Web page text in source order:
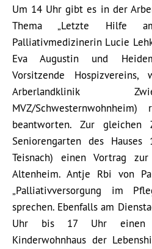
Um 14 Uhr gibt es in der
Thema „Letzte Hilfe
Palliativmedizinerin Lucie
Eva Augustin und
Vorsitzende
Arberlandklinik
MVZ/
beantworten. Zur
Seniorengarten des Hauses
Teisnach) einen Vortrag
Altenheim. Antje Rbi von
„Palliativversorgung im
sprechen. Ebenfalls am
Uhr bis 17 Uhr einen
Kinderwohnhaus der